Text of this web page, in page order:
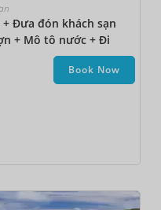
Đưa đón khách sạn
+ Mô tô nước + Đi
Lặn ngắm san hô
Book Now